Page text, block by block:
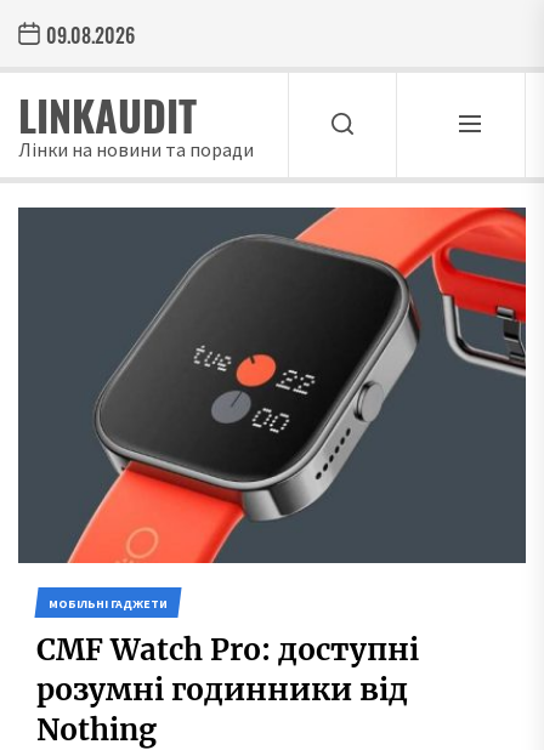
the
content
09.08.2026
LINKAUDIT
Лінки на новини та поради
МОБІЛЬНІ ГАДЖЕТИ
CMF Watch Pro: доступні
розумні годинники від
Nothing